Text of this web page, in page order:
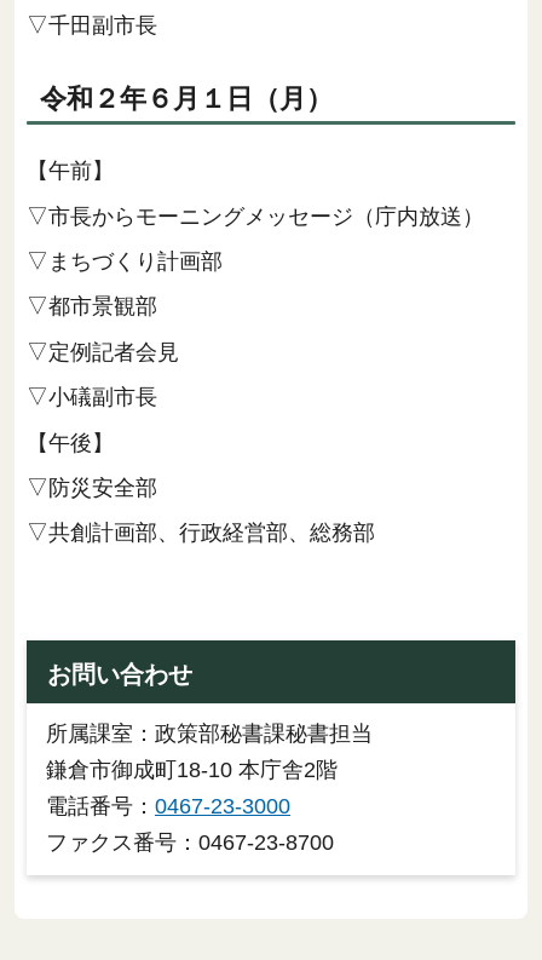
▽千田副市長
令和２年６月１日（月）
【午前】
▽市長からモーニングメッセージ（庁内放送）
▽まちづくり計画部
▽都市景観部
▽定例記者会見
▽小礒副市長
【午後】
▽防災安全部
▽共創計画部、行政経営部、総務部
お問い合わせ
所属課室：政策部秘書課秘書担当
鎌倉市御成町18-10 本庁舎2階
電話番号： 0467-23-3000
ファクス番号：0467-23-8700